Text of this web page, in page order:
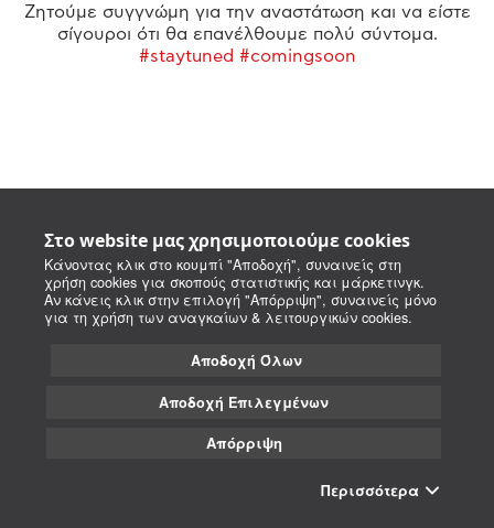
Στο website μας χρησιμοποιούμε cookies
Κάνοντας κλικ στο κουμπί "Αποδοχή", συναινείς στη
χρήση cookies για σκοπούς στατιστικής και μάρκετινγκ.
Αν κάνεις κλικ στην επιλογή "Απόρριψη", συναινείς μόνο
για τη χρήση των αναγκαίων & λειτουργικών cookies.
Αποδοχή Όλων
Αποδοχή Επιλεγμένων
Απόρριψη
Περισσότερα
Ζητούμε συγγνώμη για την αναστάτωση και να είστε
σίγουροι ότι θα επανέλθουμε πολύ σύντομα.
#staytuned #comingsoon